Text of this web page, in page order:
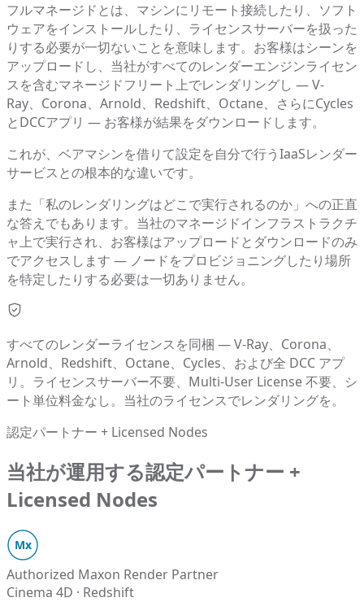
フルマネージドとは、マシンにリモート接続したり、ソフト
ウェアをインストールしたり、ライセンスサーバーを扱った
りする必要が一切ないことを意味します。お客様はシーンを
アップロードし、当社がすべてのレンダーエンジンライセン
スを含むマネージドフリート上でレンダリングし — V-
Ray、Corona、Arnold、Redshift、Octane、さらにCycles
とDCCアプリ — お客様が結果をダウンロードします。
これが、ベアマシンを借りて設定を自分で行うIaaSレンダー
サービスとの根本的な違いです。
また「私のレンダリングはどこで実行されるのか」への正直
な答えでもあります。当社のマネージドインフラストラクチ
ャ上で実行され、お客様はアップロードとダウンロードのみ
でアクセスします — ノードをプロビジョニングしたり場所
を特定したりする必要は一切ありません。
すべてのレンダーライセンスを同梱 — V-Ray、Corona、
Arnold、Redshift、Octane、Cycles、および全 DCC アプ
リ。ライセンスサーバー不要、Multi-User License 不要、シ
ート単位料金なし。当社のライセンスでレンダリングを。
認定パートナー + Licensed Nodes
当社が運用する認定パートナー +
Licensed Nodes
Mx
Authorized Maxon Render Partner
Cinema 4D · Redshift